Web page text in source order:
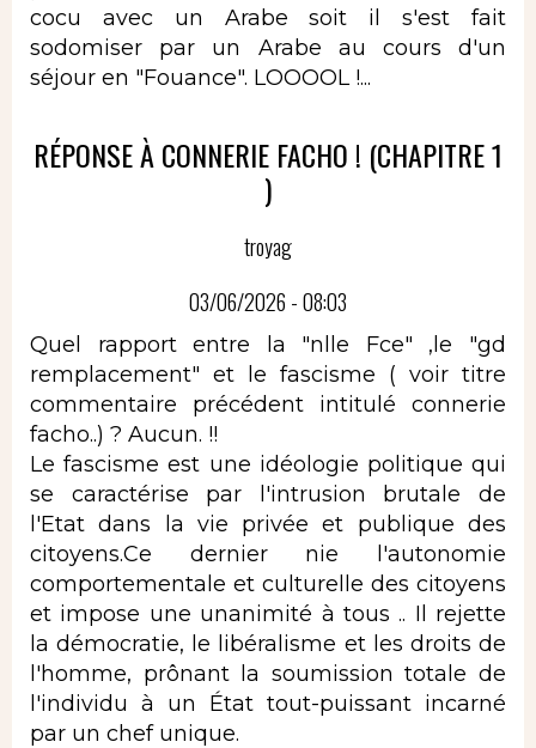
cocu avec un Arabe soit il s'est fait
sodomiser par un Arabe au cours d'un
séjour en "Fouance". LOOOOL !...
RÉPONSE À CONNERIE FACHO ! (CHAPITRE 1
)
troyag
03/06/2026 - 08:03
Quel rapport entre la "nlle Fce" ,le "gd
remplacement" et le fascisme ( voir titre
commentaire précédent intitulé connerie
facho..) ? Aucun. !!
Le fascisme est une idéologie politique qui
se caractérise par l'intrusion brutale de
l'Etat dans la vie privée et publique des
citoyens.Ce dernier nie l'autonomie
comportementale et culturelle des citoyens
et impose une unanimité à tous .. Il rejette
la démocratie, le libéralisme et les droits de
l'homme, prônant la soumission totale de
l'individu à un État tout-puissant incarné
par un chef unique.